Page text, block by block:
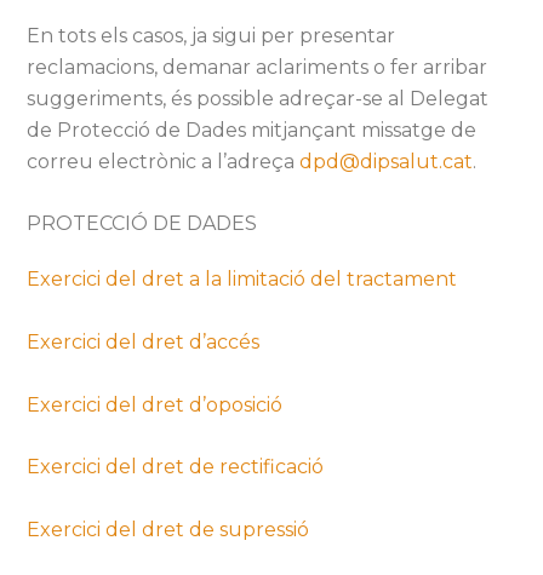
En tots els casos, ja sigui per presentar
reclamacions, demanar aclariments o fer arribar
suggeriments, és possible adreçar-se al Delegat
de Protecció de Dades mitjançant missatge de
correu electrònic a l’adreçadpd@dipsalut.cat.
PROTECCIÓ DE DADES
Exercici del dret a la limitació del tractament
Exercici del dret d’accés
Exercici del dret d’oposició
Exercici del dret de rectificació
Exercici del dret de supressió